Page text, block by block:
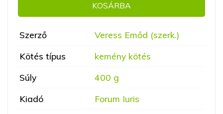
KOSÁRBA
Szerző
Veress Emőd (szerk.)
Kötés típus
kemény kötés
Súly
400 g
Kiadó
Forum Iuris